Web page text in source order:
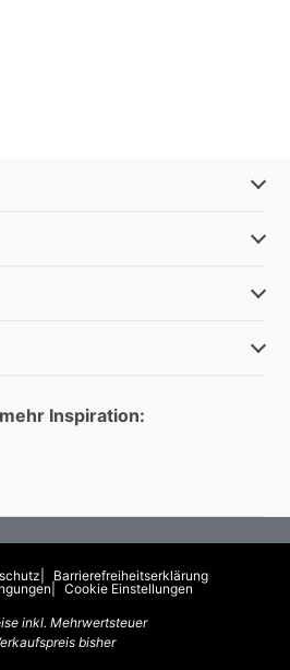
Inspiration:
Barrierefreiheitserklärung
Cookie Einstellungen
inkl. Mehrwertsteuer
bisher